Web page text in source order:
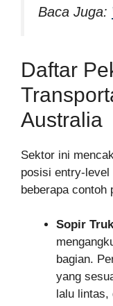
Baca Juga:
Daftar
Australia
Sektor ini
posisi entry-level
beberapa contoh
Sopir
bagian.
yang
lalu lintas,